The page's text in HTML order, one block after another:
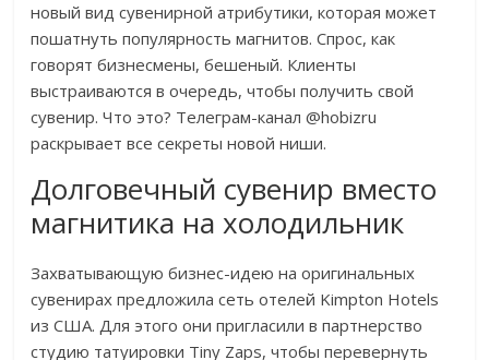
новый вид сувенирной атрибутики, которая может
пошатнуть популярность магнитов. Спрос, как
говорят бизнесмены, бешеный. Клиенты
выстраиваются в очередь, чтобы получить свой
сувенир. Что это? Телеграм-канал @hobizru
раскрывает все секреты новой ниши.
Долговечный сувенир вместо
магнитика на холодильник
Захватывающую бизнес-идею на оригинальных
сувенирах предложила сеть отелей Kimpton Hotels
из США. Для этого они пригласили в партнерство
студию татуировки Tiny Zaps, чтобы перевернуть